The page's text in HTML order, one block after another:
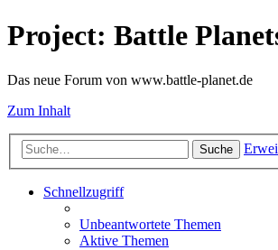
Project: Battle
Das neue Forum von www.battle-planet.de
Zum Inhalt
Suche
Schnellzugriff
Unbeantwortete Themen
Aktive Themen